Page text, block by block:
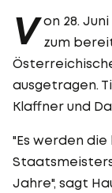
V on 28.
zum
ausgetragen.
Klaffner und
"Es werden
Jahre", sagt